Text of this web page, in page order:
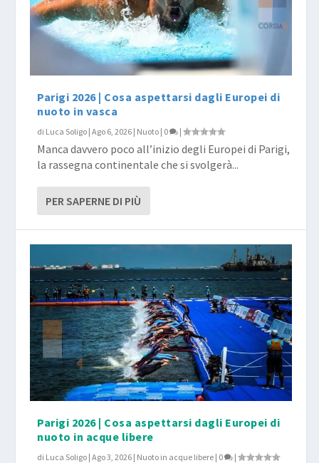
World Cup 2023 | Berlino, Atene, Budapest: i
convo...
World Cup 2022 #1 | Ceccon da record a Berlino,
ma...
World Cup 2022 | Si riparte da Berlino, i
convocat...
World Cup 2021 | Prima tappa a Berlino con
tante s...
World Cup 2017: il cielo è (anche) azzurro sopra
B...
Parigi 2026 | Cosa aspettarsi dagli Europei di
nuoto in vasca
di Luca Soligo |Ago 6, 2026 | Nuoto | 0 |
Manca davvero poco all’inizio degli Europei di Parigi,
la rassegna continentale che si svolgerà...
PER SAPERNE DI PIÙ
Parigi 2026 | Cosa aspettarsi dagli Europei di
nuoto in acque libere
di Luca Soligo |Ago 3, 2026 | Nuoto in acque libere | 0 |